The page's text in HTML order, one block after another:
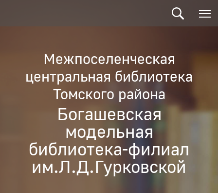
Межпоселенческая
центральная библиотека
Томского района
Богашевская
модельная
библиотека-филиал
им.Л.Д.Гурковской